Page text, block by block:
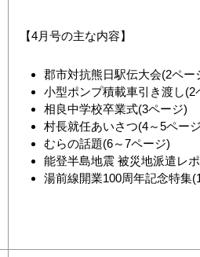
【4月号の主な内容】
郡市対抗熊日駅伝大会(2ペー
小型ポンプ積載車引き渡し(2
相良中学校卒業式(3ページ)
村長就任あいさつ(4～5ペー
むらの話題(6～7ページ)
能登半島地震 被災地派遣レ
湯前線開業100周年記念特集